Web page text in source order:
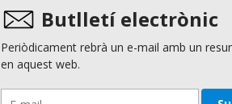
Butlletí electrònic
Periòdicament rebrà un e-mail amb un
en aquest web.